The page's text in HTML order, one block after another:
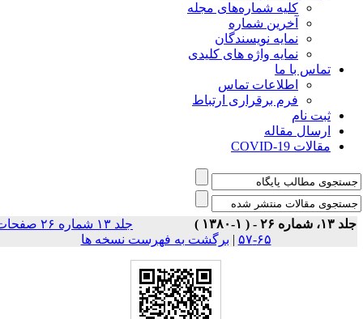
کلیه شماره‌های مجله
آخرین شماره
نمایه نویسندگان
نمایه واژه های کلیدی
تماس با ما
اطلاعات تماس
فرم برقراری ارتباط
ثبت نام
ارسال مقاله
مقالات COVID-19
شماره ۲۶ - ( ۱-۱۳۸۰ )
جلد ۱۳ شماره ۲۶ صفحات
۶۵-۵۷
|برگشت به فهرست نسخه ها